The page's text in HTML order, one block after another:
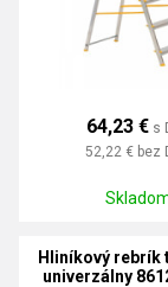
64,23 € s
52,22 € bez
Hliníkový rebrík
univerzálny